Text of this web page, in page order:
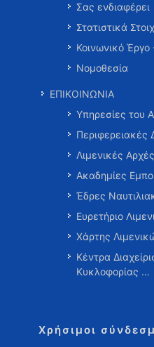
Σας ενδιαφέρει
Στατιστικά
Κοινωνικό Έργο
Νομοθεσία
ΕΠΙΚΟΙΝΩΝΙΑ
Υπηρεσίες του
Περιφερειακές
Λιμενικές Αρχές
Ακαδημίες
Έδρες
Ευρετήριο
Χάρτης
Κέντρα
Κυκλοφορίας …
Χρήσιμοι